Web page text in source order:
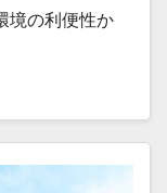
境の利便性か